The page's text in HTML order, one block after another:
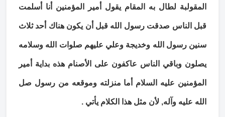
المقولبة لطال به المقام يقول أمير المؤمنين أنا أسلمت
قبل الناس صدقت رسول الله قبل أن يكون هناك أحد ثلاث
سنين رسول الله وخديجة وعلي عليهم صلوات الله وسلامه
يصلون وباقي الناس عاكفون على الأصنام هذه بداية أمير
المؤمنين عليه السلام أما منزلته وموقعه من رسول صل
الله عليه وآله, لأن مثل هذا الكلام يأتي .